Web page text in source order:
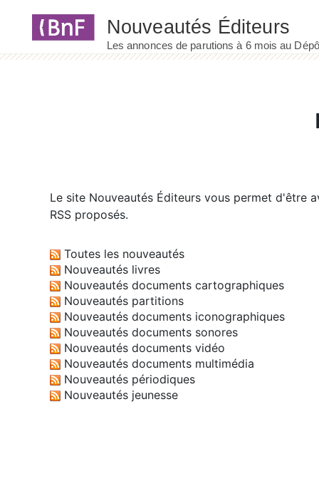
Le site Nouveautés Éditeurs vous permet d'être
RSS proposés.
Toutes les nouveautés
Nouveautés livres
Nouveautés documents cartographiques
Nouveautés partitions
Nouveautés documents iconographiques
Nouveautés documents sonores
Nouveautés documents vidéo
Nouveautés documents multimédia
Nouveautés périodiques
Nouveautés jeunesse